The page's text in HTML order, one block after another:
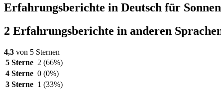
Erfahrungsberichte in Deutsch für
2 Erfahrungsberichte in anderen
4,3 von 5 Sternen
5 Sterne 2 (66%)
4 Sterne 0 (0%)
3 Sterne 1 (33%)